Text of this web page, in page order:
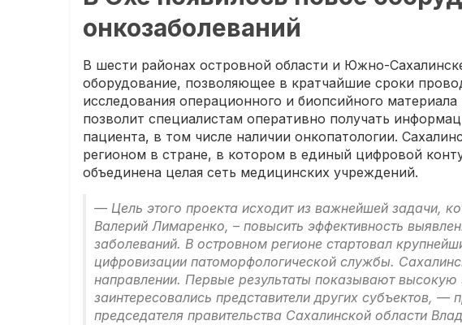
онкозаболеваний
В шести районах островной области и Южно-
оборудование, позволяющее в кратчайшие сроки
исследования операционного и биопсийного
позволит специалистам оперативно получать
пациента, в том числе наличии онкопатологии.
регионом в стране, в котором в единый цифровой
объединена целая сеть медицинских учреждений.
— Цель этого проекта исходит из важнейшей задачи,
Валерий Лимаренко, – повысить эффективность
заболеваний. В островном регионе стартовал
цифровизации патоморфологической службы.
направлении. Первые результаты показывают
заинтересовались представители других субъектов, —
председателя правительства Сахалинской области